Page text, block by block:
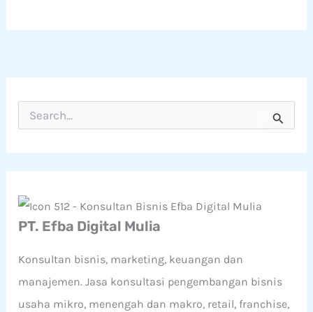
u
k
:PT. Efba Digital Mulia
Konsultan bisnis, marketing, keuangan dan
manajemen. Jasa konsultasi pengembangan bisnis
usaha mikro, menengah dan makro, retail, franchise,